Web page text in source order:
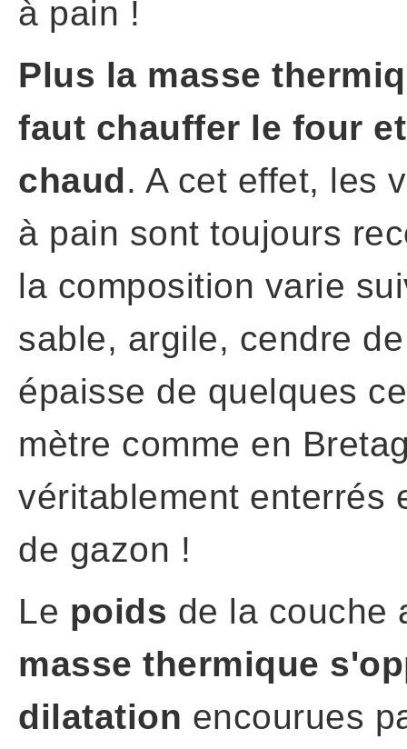
à pain !
Plus la masse
faut chauffer le four
chaud. A cet effet, les
à pain sont toujours
la composition varie
sable, argile, cendre
épaisse de quelques
mètre comme en
véritablement enterrés
de gazon !
Le poids de la couche
masse thermique
dilatation encourues